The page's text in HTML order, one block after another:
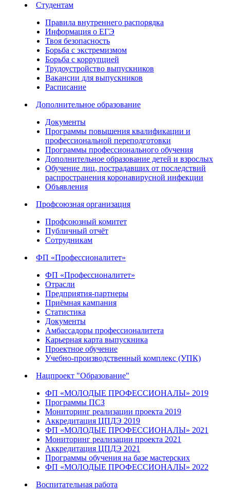
Студентам
Правила внутреннего распорядка
Информация о ЕГЭ
Твоя безопасность
Борьба с экстремизмом
Борьба с коррупцией
Трудоустройство выпускников
Вакансии для выпускников
Расписание
Дополнительное образование
Документы
Программы повышения квалификации и
профессиональной переподготовки
Программы профессионального обучения
Дополнительное образование детей и взрослых
Обучение лиц, пострадавших от последствий
распространения коронавирусной инфекции
Объявления
Профсоюзная организация
Профсоюзный комитет
Публичный отчёт
Сотрудникам
ФП «Профессионалитет»
ФП «Профессионалитет»
Отрасли
Предприятия-партнеры
Приёмная кампания
Статистика
Документы
Амбассадоры профессионалитета
Карьерная карта выпускника
Проектное обучение
Учебно-производственный комплекс (УПК)
Нацпроект "Образование"
ФП «МОЛОДЫЕ ПРОФЕССИОНАЛЫ» 2019
Программы ПСЗ
Мониторинг реализации проекта 2019
Аккредитация ЦПДЭ 2019
ФП «МОЛОДЫЕ ПРОФЕССИОНАЛЫ» 2021
Мониторинг реализации проекта 2021
Аккредитация ЦПДЭ 2021
Программы обучения на базе мастерских
ФП «МОЛОДЫЕ ПРОФЕССИОНАЛЫ» 2022
Воспитательная работа